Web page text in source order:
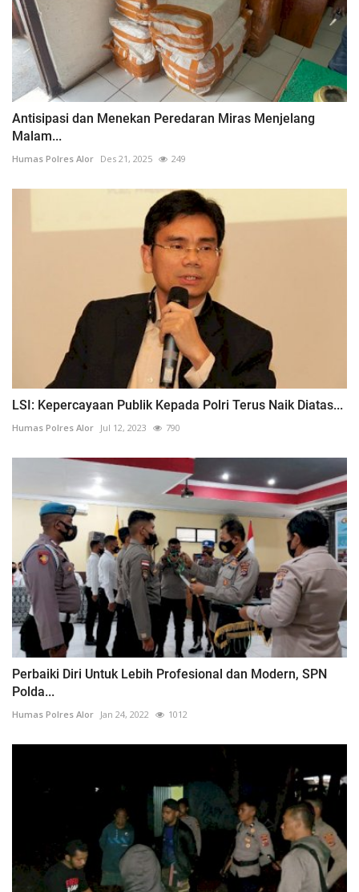
Antisipasi dan Menekan Peredaran Miras Menjelang
Malam...
Humas Polres Alor Des 21, 2025 249
LSI: Kepercayaan Publik Kepada Polri Terus Naik Diatas...
Humas Polres Alor Jul 12, 2023 790
Perbaiki Diri Untuk Lebih Profesional dan Modern, SPN
Polda...
Humas Polres Alor Jan 24, 2022 1012